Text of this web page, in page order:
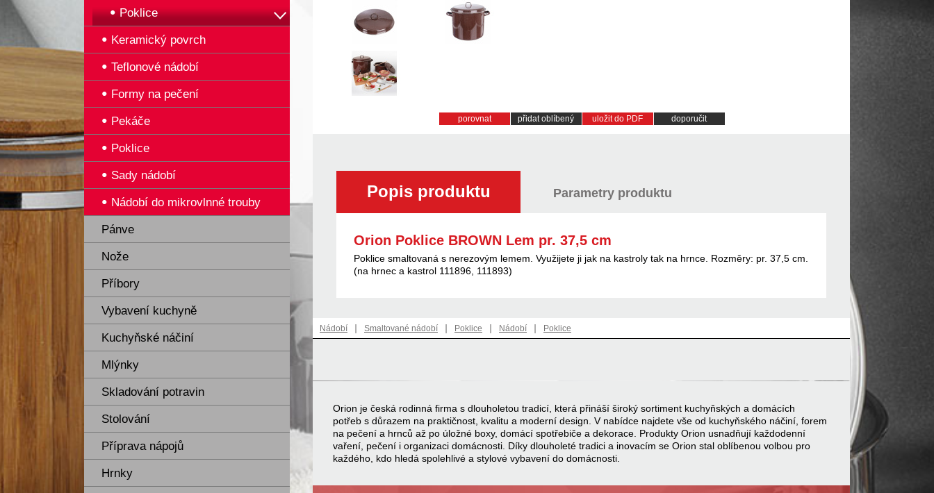
Poklice
Keramický povrch
Teflonové nádobí
Formy na pečení
Pekáče
Poklice
Sady nádobí
Nádobí do mikrovlnné trouby
Pánve
Nože
Příbory
Vybavení kuchyně
Kuchyňské náčiní
Mlýnky
Skladování potravin
Stolování
Příprava nápojů
Hrnky
porovnat přidat oblíbený uložit do PDF doporučit
Popis produktu Parametry produktu
Orion Poklice BROWN Lem pr. 37,5 cm
Poklice smaltovaná s nerezovým lemem. Využijete ji jak na kastroly tak na hrnce. Rozměry: pr. 37,5 cm.
(na hrnec a kastrol 111896, 111893)
Nádobí | Smaltované nádobí | Poklice | Nádobí | Poklice
Orion je česká rodinná firma s dlouholetou tradicí, která přináší široký sortiment kuchyňských a domácích
potřeb s důrazem na praktičnost, kvalitu a moderní design. V nabídce najdete vše od kuchyňského náčiní, forem
na pečení a hrnců až po úložné boxy, domácí spotřebiče a dekorace. Produkty Orion usnadňují každodenní
vaření, pečení i organizaci domácnosti. Díky dlouholeté tradici a inovacím se Orion stal oblíbenou volbou pro
každého, kdo hledá spolehlivé a stylové vybavení do domácnosti.